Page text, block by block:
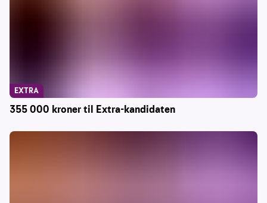
355 000 kroner til Extra-kandidaten
EXTRA